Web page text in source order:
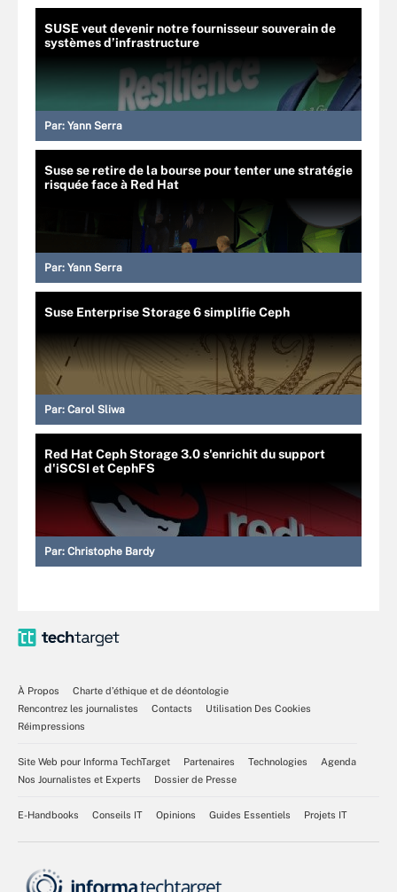
SUSE veut devenir notre fournisseur souverain de
systèmes d’infrastructure
Par: Yann Serra
Suse se retire de la bourse pour tenter une stratégie
risquée face à Red Hat
Par: Yann Serra
Suse Enterprise Storage 6 simplifie Ceph
Par: Carol Sliwa
Red Hat Ceph Storage 3.0 s'enrichit du support
d'iSCSI et CephFS
Par: Christophe Bardy
À Propos
Charte d’éthique et de déontologie
Rencontrez les journalistes
Contacts
Utilisation Des Cookies
Réimpressions
Site Web pour Informa TechTarget Partenaires Technologies
Agenda
Nos Journalistes et Experts
Dossier de Presse
E-Handbooks Conseils IT Opinions Guides Essentiels Projets IT